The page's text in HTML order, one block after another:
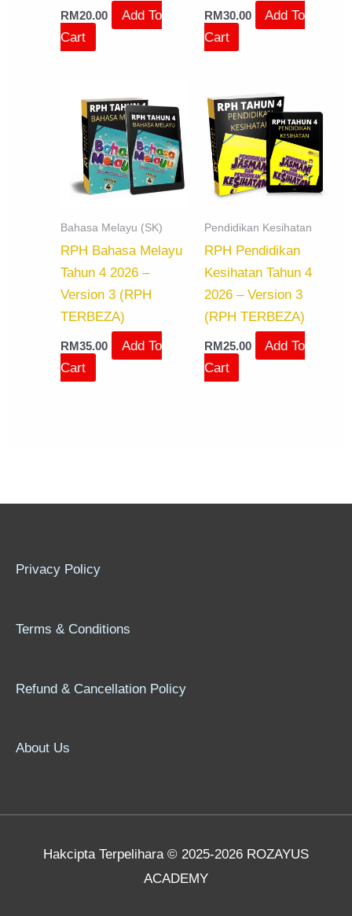
RM20.00
Add To
Cart
RM30.00
Add To
Cart
Bahasa Melayu (SK)
RPH Bahasa Melayu
Tahun 4 2026 –
Version 3 (RPH
TERBEZA)
RM35.00
Add To
Cart
Pendidikan Kesihatan
RPH Pendidikan
Kesihatan Tahun 4
2026 – Version 3
(RPH TERBEZA)
RM25.00
Add To
Cart
Privacy Policy
Terms & Conditions
Refund & Cancellation Policy
About Us
Hakcipta Terpelihara © 2025-2026 ROZAYUS
ACADEMY